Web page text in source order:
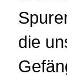
die